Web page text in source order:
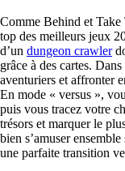
Comme Behind et Take
top des meilleurs jeux
d’un dungeon crawler
grâce à des cartes.
aventuriers et affronter
En mode « versus »,
puis vous tracez votre
trésors et marquer le
bien s’amuser
une parfaite transition